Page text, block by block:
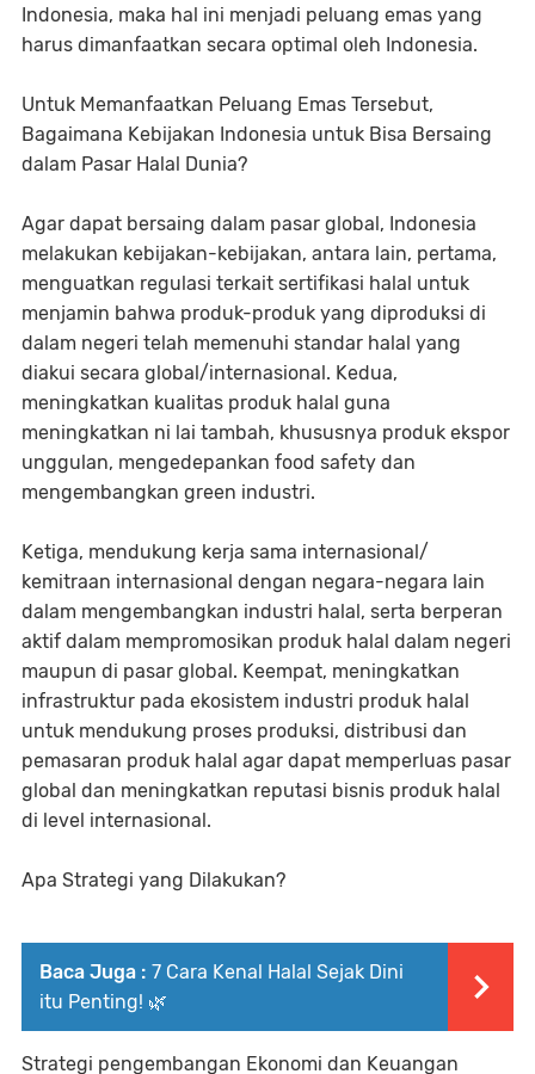
Indonesia, maka hal ini menjadi peluang emas yang
harus dimanfaatkan secara optimal oleh Indonesia.
Untuk Memanfaatkan Peluang Emas Tersebut,
Bagaimana Kebijakan Indonesia untuk Bisa Bersaing
dalam Pasar Halal Dunia?
Agar dapat bersaing dalam pasar global, Indonesia
melakukan kebijakan-kebijakan, antara lain, pertama,
menguatkan regulasi terkait sertifikasi halal untuk
menjamin bahwa produk-produk yang diproduksi di
dalam negeri telah memenuhi standar halal yang
diakui secara global/internasional. Kedua,
meningkatkan kualitas produk halal guna
meningkatkan ni lai tambah, khususnya produk ekspor
unggulan, mengedepankan food safety dan
mengembangkan green industri.
Ketiga, mendukung kerja sama internasional/
kemitraan internasional dengan negara-negara lain
dalam mengembangkan industri halal, serta berperan
aktif dalam mempromosikan produk halal dalam negeri
maupun di pasar global. Keempat, meningkatkan
infrastruktur pada ekosistem industri produk halal
untuk mendukung proses produksi, distribusi dan
pemasaran produk halal agar dapat memperluas pasar
global dan meningkatkan reputasi bisnis produk halal
di level internasional.
Apa Strategi yang Dilakukan?
Baca Juga : 7 Cara Kenal Halal Sejak Dini
itu Penting! 🌿
Strategi pengembangan Ekonomi dan Keuangan